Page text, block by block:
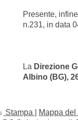
Presente,
n.231, in data
La Direzione
Albino (BG),
Stampa
Mappa del